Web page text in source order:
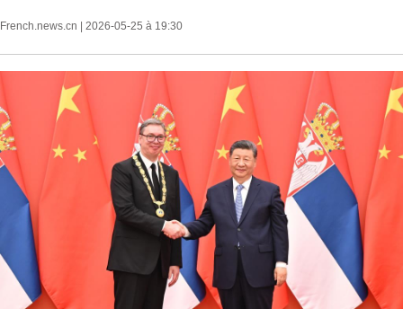
French.news.cn | 2026-05-25 à 19:30